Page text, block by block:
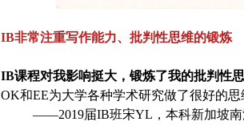
IB非常注重写作能力、批判性思维的锻炼
IB课程对我影响挺大，锻炼了我的批判性
OK和EE为大学各种学术研究做了很好的思
——2019届IB班宋YL，本科新加坡南